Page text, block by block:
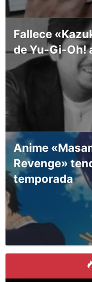
Fallece
de Yu-Gi-Oh!
Anime
Revenge»
temporada